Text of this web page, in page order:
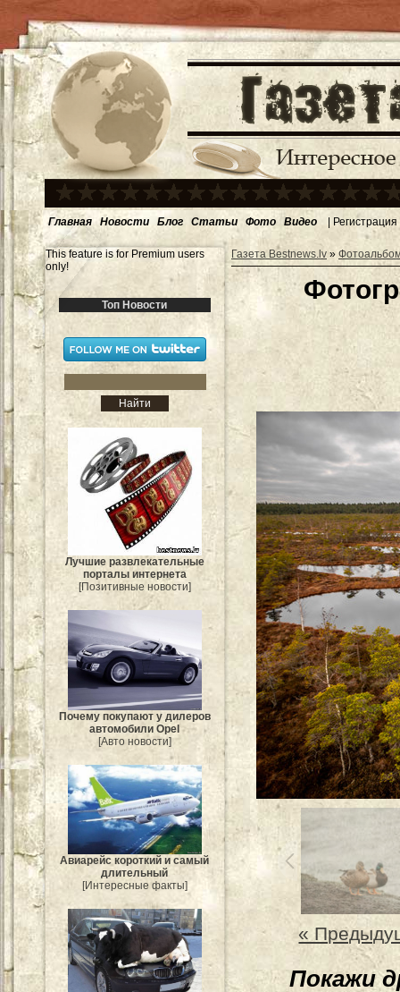
Главная Новости Блог Статьи Фото Видео | Регистрация
This feature is for Premium users
only!
Топ Новости
Лучшие развлекательные
порталы интернета
[Позитивные новости]
Почему покупают у дилеров
автомобили Opel
[Авто новости]
Авиарейс короткий и самый
длительный
[Интересные факты]
Газета Bestnews.lv»
«
Покажи